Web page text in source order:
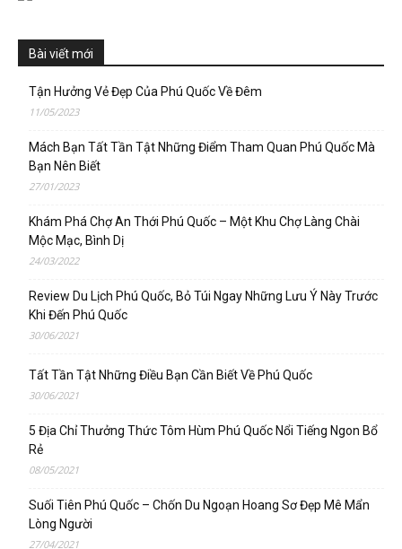
Bài viết mới
Tận Hưởng Vẻ Đẹp Của Phú Quốc Về Đêm
11/05/2023
Mách Bạn Tất Tần Tật Những Điểm Tham Quan Phú Quốc Mà
Bạn Nên Biết
27/01/2023
Khám Phá Chợ An Thới Phú Quốc – Một Khu Chợ Làng Chài
Mộc Mạc, Bình Dị
24/03/2022
Review Du Lịch Phú Quốc, Bỏ Túi Ngay Những Lưu Ý Này Trước
Khi Đến Phú Quốc
30/06/2021
Tất Tần Tật Những Điều Bạn Cần Biết Về Phú Quốc
30/06/2021
5 Địa Chỉ Thưởng Thức Tôm Hùm Phú Quốc Nổi Tiếng Ngon Bổ
Rẻ
08/05/2021
Suối Tiên Phú Quốc – Chốn Du Ngoạn Hoang Sơ Đẹp Mê Mẩn
Lòng Người
27/04/2021